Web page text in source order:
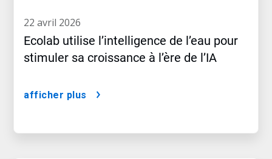
22 avril 2026
Ecolab utilise l’intelligence de l’eau pour
stimuler sa croissance à l’ère de l’IA
afficher plus